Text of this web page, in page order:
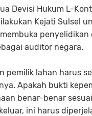
Devisi Hukum L-
Kejati Sulsel
penyelidikan
auditor negara.
pemilik lahan harus
Apakah bukti
benar-benar
ini harus